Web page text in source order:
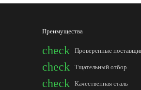
Преимущества
check Проверенные
check Тщательный отбор
check Качественная сталь